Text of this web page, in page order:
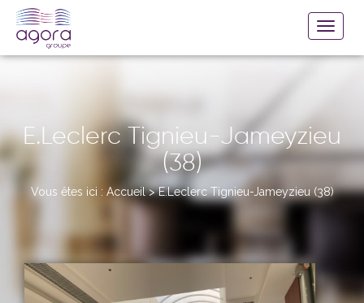
E.Leclerc Tignieu-Jameyzieu
(38)
Vous êtes ici : Accueil>E.Leclerc Tignieu-Jameyzieu (38)